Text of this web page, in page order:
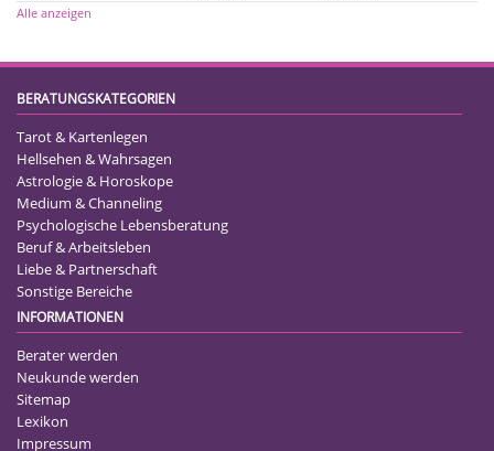
Alle anzeigen
BERATUNGSKATEGORIEN
Tarot & Kartenlegen
Hellsehen & Wahrsagen
Astrologie & Horoskope
Medium & Channeling
Psychologische Lebensberatung
Beruf & Arbeitsleben
Liebe & Partnerschaft
Sonstige Bereiche
INFORMATIONEN
Berater werden
Neukunde werden
Sitemap
Lexikon
Impressum